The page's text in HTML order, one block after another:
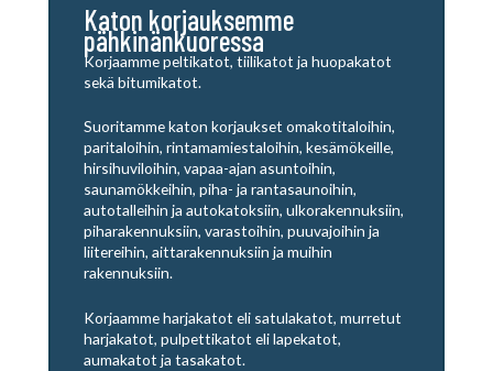
Katon korjauksemme
pähkinänkuoressa
Korjaamme peltikatot, tiilikatot ja huopakatot
sekä bitumikatot.
Suoritamme katon korjaukset omakotitaloihin,
paritaloihin, rintamamiestaloihin, kesämökeille,
hirsihuviloihin, vapaa-ajan asuntoihin,
saunamökkeihin, piha- ja rantasaunoihin,
autotalleihin ja autokatoksiin, ulkorakennuksiin,
piharakennuksiin, varastoihin, puuvajoihin ja
liitereihin, aittarakennuksiin ja muihin
rakennuksiin.
Korjaamme harjakatot eli satulakatot, murretut
harjakatot, pulpettikatot eli lapekatot,
aumakatot ja tasakatot.